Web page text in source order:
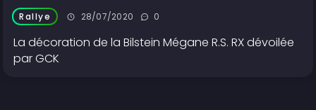
Rallye 28/07/2020 0
La décoration de la Bilstein Mégane R.S. RX dévoilée
par GCK